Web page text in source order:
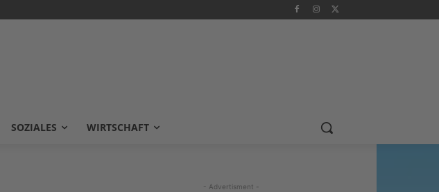
SOZIALES WIRTSCHAFT
- Advertisment -